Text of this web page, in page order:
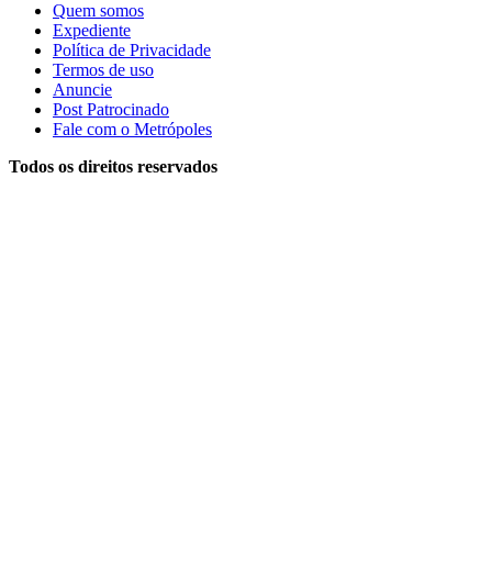
Quem somos
Expediente
Política de Privacidade
Termos de uso
Anuncie
Post Patrocinado
Fale com o Metrópoles
Todos os direitos reservados